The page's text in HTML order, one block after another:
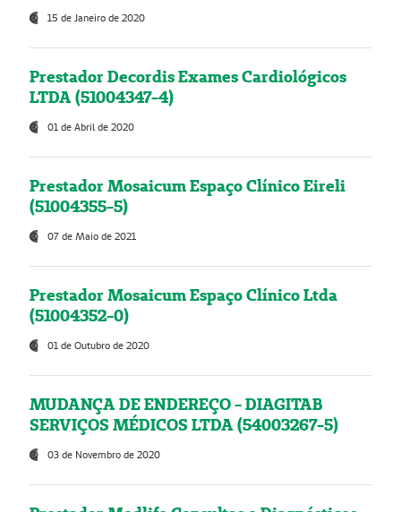
15 de Janeiro de 2020
Prestador Decordis Exames Cardiológicos
LTDA (51004347-4)
01 de Abril de 2020
Prestador Mosaicum Espaço Clínico Eireli
(51004355-5)
07 de Maio de 2021
Prestador Mosaicum Espaço Clínico Ltda
(51004352-0)
01 de Outubro de 2020
MUDANÇA DE ENDEREÇO - DIAGITAB
SERVIÇOS MÉDICOS LTDA (54003267-5)
03 de Novembro de 2020